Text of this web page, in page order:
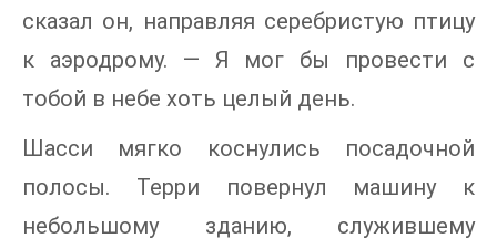
сказал он, направляя серебристую птицу
к аэродрому. — Я мог бы провести с
тобой в небе хоть целый день.
Шасси мягко коснулись посадочной
полосы. Терри повернул машину к
небольшому зданию, служившему